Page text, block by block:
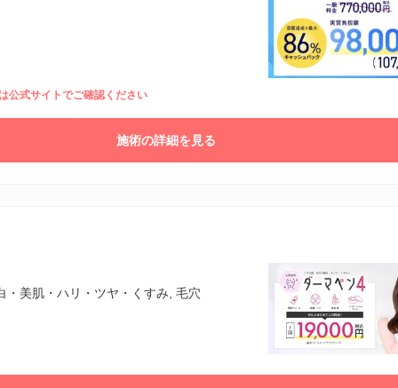
公式サイトでご確認ください
施術の詳細を見る
・美肌・ハリ・ツヤ・くすみ, 毛穴